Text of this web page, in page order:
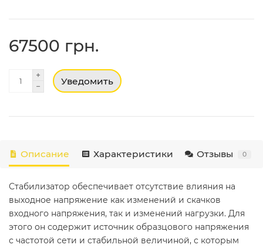
67500 грн.
Уведомить
Описание Характеристики Отзывы 0
Стабилизатор обеспечивает отсутствие влияния на
выходное напряжение как изменений и скачков
входного напряжения, так и изменений нагрузки. Для
этого он содержит источник образцового напряжения
с частотой сети и стабильной величиной, с которым